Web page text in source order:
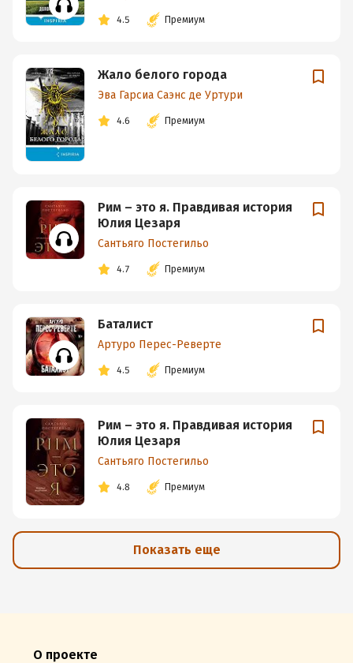
4.5 Премиум
Жало белого города
Эва Гарсиа Саэнс де Уртури
4.6 Премиум
Рим – это я. Правдивая история
Юлия Цезаря
Сантьяго Постегильо
4.7 Премиум
Баталист
Артуро Перес-Реверте
4.5 Премиум
Рим – это я. Правдивая история
Юлия Цезаря
Сантьяго Постегильо
4.8 Премиум
Показать еще
О проекте